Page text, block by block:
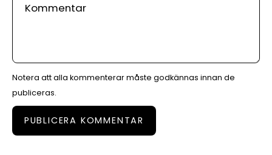
Notera att alla kommenterar måste godkännas innan de
publiceras.
PUBLICERA KOMMENTAR